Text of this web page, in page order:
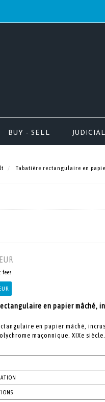
BUY - SELL JUDICIAL
Tabatière rectangulaire en
en papier mâché,
en papier mâché,
maçonnique. XIXe siècle.